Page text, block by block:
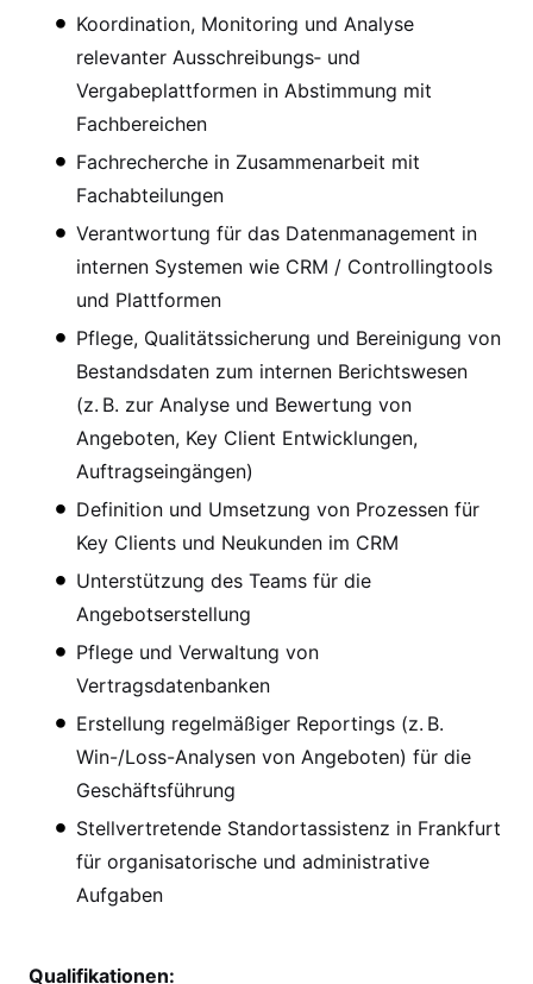
Koordination, Monitoring und Analyse
relevanter Ausschreibungs‑ und
Vergabeplattformen in Abstimmung mit
Fachbereichen
Fachrecherche in Zusammenarbeit mit
Fachabteilungen
Verantwortung für das Datenmanagement in
internen Systemen wie CRM / Controllingtools
und Plattformen
Pflege, Qualitätssicherung und Bereinigung von
Bestandsdaten zum internen Berichtswesen
(z. B. zur Analyse und Bewertung von
Angeboten, Key Client Entwicklungen,
Auftragseingängen)
Definition und Umsetzung von Prozessen für
Key Clients und Neukunden im CRM
Unterstützung des Teams für die
Angebotserstellung
Pflege und Verwaltung von
Vertragsdatenbanken
Erstellung regelmäßiger Reportings (z. B.
Win-/Loss-Analysen von Angeboten) für die
Geschäftsführung
Stellvertretende Standortassistenz in Frankfurt
für organisatorische und administrative
Aufgaben
Qualifikationen: